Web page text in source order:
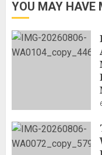
YOU MAY HAVE